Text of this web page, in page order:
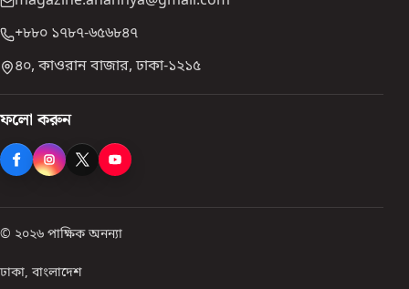
+৮৮০ ১৭৮৭-৬৫৬৮৪৭
৪০, কাওরান বাজার, ঢাকা-১২১৫
ফলো করুন
© ২০২৬ পাক্ষিক অনন্যা
ঢাকা, বাংলাদেশ